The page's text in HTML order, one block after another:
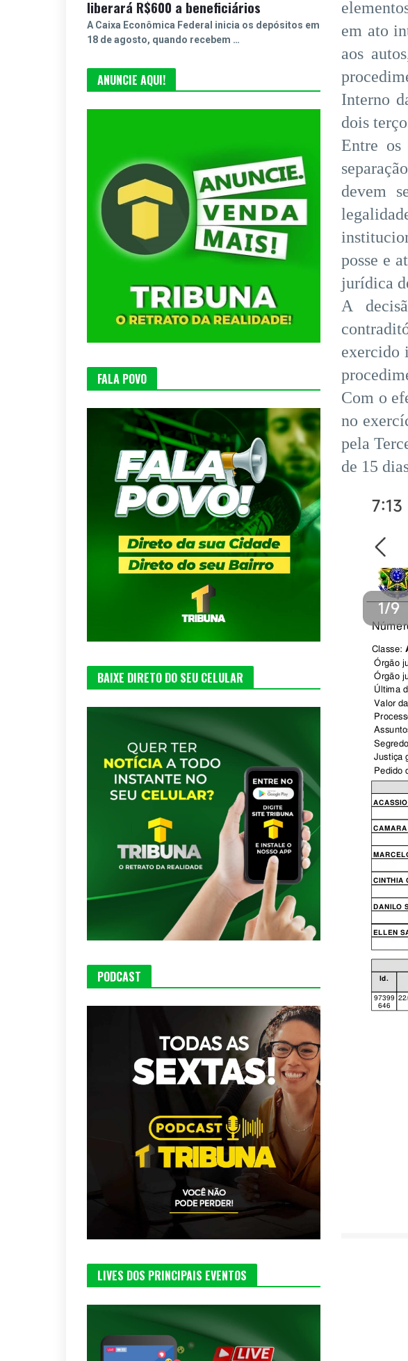
em ato
aos
Interno
dois
Entre os
devem
posse e
jurídica
A
exercido
Com o
no
pela
de 15
liberará R$600 a beneficiários
A Caixa Econômica Federal inicia os depósitos em
18 de agosto, quando recebem …
ANUNCIE AQUI!
FALA POVO
BAIXE DIRETO DO SEU CELULAR
PODCAST
LIVES DOS PRINCIPAIS EVENTOS